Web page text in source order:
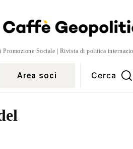
Promozione Sociale | Rivista di politica
Area soci Cerca